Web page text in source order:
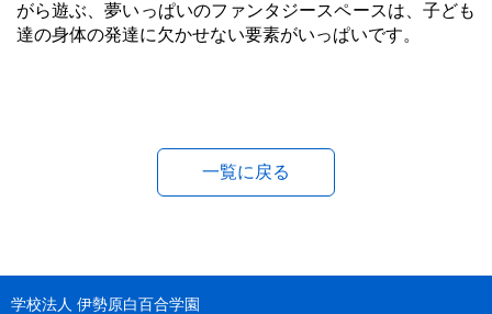
がら遊ぶ、夢いっぱいのファンタジースペースは、子ども
達の身体の発達に欠かせない要素がいっぱいです。
一覧に戻る
学校法人 伊勢原白百合学園